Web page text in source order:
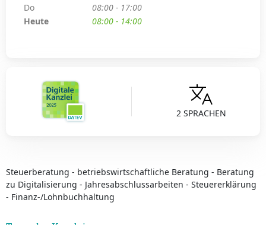
2 SPRACHEN
Steuerberatung - betriebswirtschaftliche Beratung - Beratung
zu Digitalisierung - Jahresabschlussarbeiten - Steuererklärung
- Finanz-/Lohnbuchhaltung
Do
08:00 - 17:00
Heute
08:00 - 14:00